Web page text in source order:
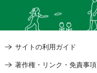
サイトの利用ガイド
著作権・リンク・免責事項